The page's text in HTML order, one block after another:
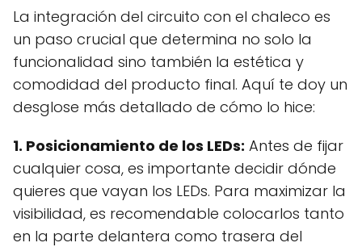
La integración del circuito con el chaleco es
un paso crucial que determina no solo la
funcionalidad sino también la estética y
comodidad del producto final. Aquí te doy un
desglose más detallado de cómo lo hice:
1. Posicionamiento de los LEDs: Antes de fijar
cualquier cosa, es importante decidir dónde
quieres que vayan los LEDs. Para maximizar la
visibilidad, es recomendable colocarlos tanto
en la parte delantera como trasera del